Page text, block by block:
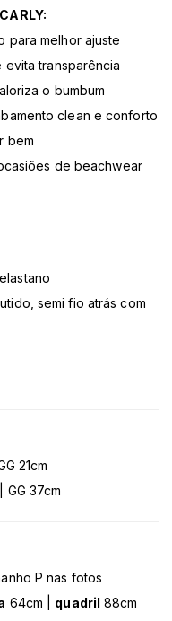
para melhor ajuste
transparência
o bumbum
clean e conforto
bem
de beachwear
semi fio atrás com
21cm
GG 37cm
P nas fotos
64cm | quadril 88cm